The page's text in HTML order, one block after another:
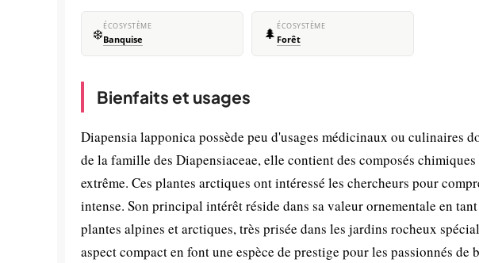
❄️ÉCOSYSTÈME
Banquise 🌲 ÉCOSYSTÈME
Forêt
Bienfaits et usages
Diapensia lapponica possède peu d'usages médicinaux ou culinaires
de la famille des Diapensiaceae, elle contient des composés
extrême. Ces plantes arctiques ont intéressé les chercheurs pour
intense. Son principal intérêt réside dans sa valeur ornementale en
plantes alpines et arctiques, très prisée dans les jardins rocheux
aspect compact en font une espèce de prestige pour les passionnés